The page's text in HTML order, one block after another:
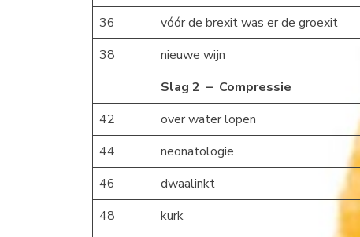
36
vóór de brexit was er de groexit
38
nieuwe wijn
Slag 2 – Compressie
42
over water lopen
44
neonatologie
46
dwaalinkt
48
kurk